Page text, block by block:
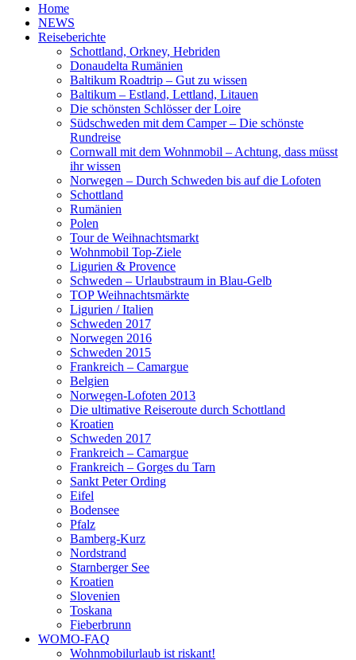
Home
NEWS
Reiseberichte
Schottland, Orkney, Hebriden
Donaudelta Rumänien
Baltikum Roadtrip – Gut zu wissen
Baltikum – Estland, Lettland, Litauen
Die schönsten Schlösser der Loire
Südschweden mit dem Camper – Die schönste
Rundreise
Cornwall mit dem Wohnmobil – Achtung, dass müsst
ihr wissen
Norwegen – Durch Schweden bis auf die Lofoten
Schottland
Rumänien
Polen
Tour de Weihnachtsmarkt
Wohnmobil Top-Ziele
Ligurien & Provence
Schweden – Urlaubstraum in Blau-Gelb
TOP Weihnachtsmärkte
Ligurien / Italien
Schweden 2017
Norwegen 2016
Schweden 2015
Frankreich – Camargue
Belgien
Norwegen-Lofoten 2013
Die ultimative Reiseroute durch Schottland
Kroatien
Schweden 2017
Frankreich – Camargue
Frankreich – Gorges du Tarn
Sankt Peter Ording
Eifel
Bodensee
Pfalz
Bamberg-Kurz
Nordstrand
Starnberger See
Kroatien
Slovenien
Toskana
Fieberbrunn
WOMO-FAQ
Wohnmobilurlaub ist riskant!